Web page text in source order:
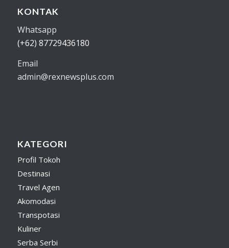
KONTAK
Whatsapp
(+62) 87729436180
Email
admin@rexnewsplus.com
KATEGORI
Profil Tokoh
Destinasi
Travel Agen
Akomodasi
Transpotasi
Kuliner
Serba Serbi